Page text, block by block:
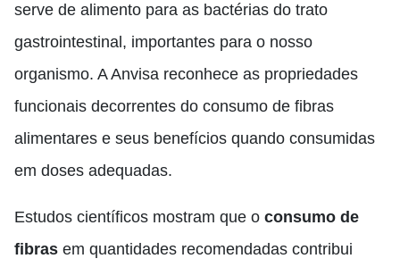
serve de alimento para as bactérias do trato
gastrointestinal, importantes para o nosso
organismo. A Anvisa reconhece as propriedades
funcionais decorrentes do consumo de fibras
alimentares e seus benefícios quando consumidas
em doses adequadas.
Estudos científicos mostram que o consumo de
fibras em quantidades recomendadas contribui